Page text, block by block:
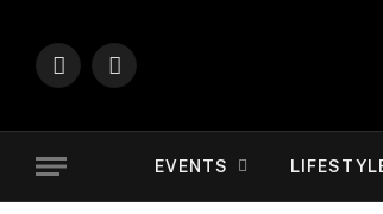
InstagramYouTube
EVENTS